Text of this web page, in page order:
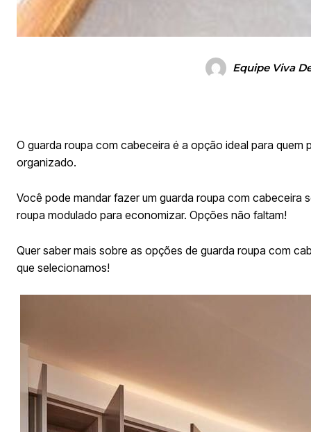
Equipe Viva
O guarda roupa com cabeceira é a opção ideal para
organizado.
Você pode mandar fazer um guarda roupa com cabeceira
roupa modulado para economizar. Opções não faltam!
Quer saber mais sobre as opções de guarda roupa com
que selecionamos!